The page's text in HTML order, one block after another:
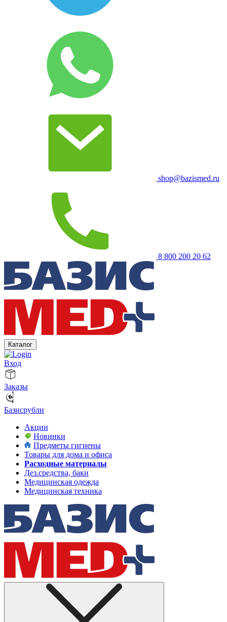
shop@bazismed.ru
8 800 200 20 62
Каталог
Вход
Заказы
Базисрубли
Акции
Новинки
Предметы гигиены
Товары для дома и офиса
Расходные материалы
Дез.средства, баки
Медицинская одежда
Медицинская техника